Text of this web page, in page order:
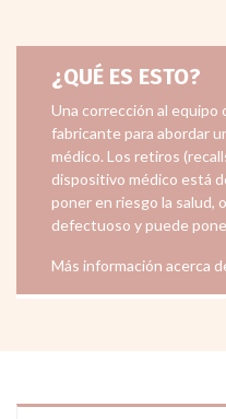
¿QUÉ ES ESTO?
Una corrección al equipo
fabricante para abordar
médico. Los retiros
dispositivo médico está
poner en riesgo la salud,
defectuoso y puede
Más información acerca